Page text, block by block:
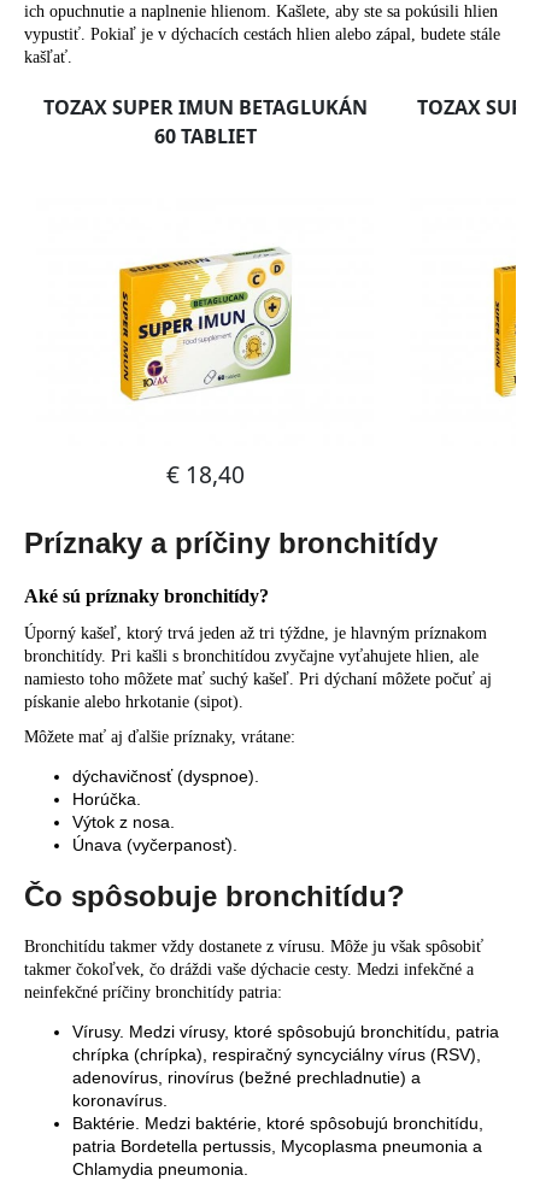
ich opuchnutie a naplnenie hlienom. Kašlete, aby ste sa pokúsili hlien
vypustiť. Pokiaľ je v dýchacích cestách hlien alebo zápal, budete stále
kašľať.
Príznaky a príčiny bronchitídy
Aké sú príznaky bronchitídy?
Úporný kašeľ, ktorý trvá jeden až tri týždne, je hlavným príznakom
bronchitídy. Pri kašli s bronchitídou zvyčajne vyťahujete hlien, ale
namiesto toho môžete mať suchý kašeľ. Pri dýchaní môžete počuť aj
pískanie alebo hrkotanie (sipot).
Môžete mať aj ďalšie príznaky, vrátane:
dýchavičnosť (dyspnoe).
Horúčka.
Výtok z nosa.
Únava (vyčerpanosť).
Čo spôsobuje bronchitídu?
Bronchitídu takmer vždy dostanete z vírusu. Môže ju však spôsobiť
takmer čokoľvek, čo dráždi vaše dýchacie cesty. Medzi infekčné a
neinfekčné príčiny bronchitídy patria:
Vírusy. Medzi vírusy, ktoré spôsobujú bronchitídu, patria
chrípka (chrípka), respiračný syncyciálny vírus (RSV),
adenovírus, rinovírus (bežné prechladnutie) a
koronavírus.
Baktérie. Medzi baktérie, ktoré spôsobujú bronchitídu,
patria Bordetella pertussis, Mycoplasma pneumonia a
Chlamydia pneumonia.